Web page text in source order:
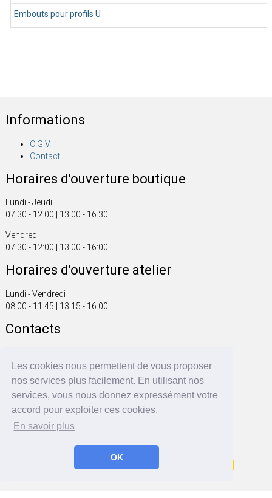
Les cookies nous permettent de vous proposer
nos services plus facilement. En utilisant nos
services, vous nous donnez expressément votre
accord pour exploiter ces cookies.
En savoir plus
OK
Embouts pour profils U
Informations
C.G.V.
Contact
Horaires d'ouverture boutique
Lundi - Jeudi
07:30 - 12:00 | 13:00 - 16:30
Vendredi
07:30 - 12:00 | 13:00 - 16:00
Horaires d'ouverture atelier
Lundi - Vendredi
08.00 - 11.45 | 13.15 - 16.00
Contacts
Fax +41 61 816 20 01
info@fonsegrive.ch
Fonsegrive GmbH
Moosmattstrasse 14
CH - 4304 Giebenach